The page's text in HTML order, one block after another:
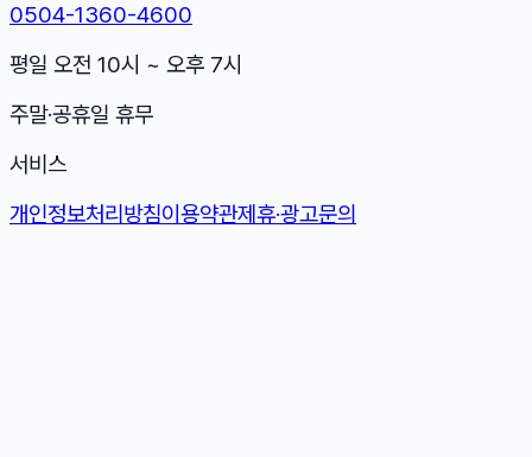
0504-1360-4600
평일 오전 10시 ~ 오후 7시
주말·공휴일 휴무
서비스
개인정보처리방침이용약관제휴·광고문의